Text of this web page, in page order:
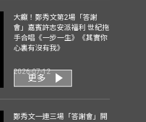
大癲！鄭秀文第2場「答謝
會」嘉賓許志安派福利 世紀拖
手合唱《一步一生》《其實你
心裏有沒有我》
2026-07-12
更多
鄭秀文一連三場「答謝會」開